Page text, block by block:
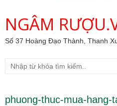
NGÂM
Số 37 Hoàng Đạo Thành, Thanh
phuong-thuc-mua-hang-